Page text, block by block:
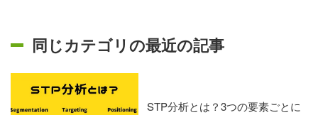
同じカテゴリの最近の記事
STP分析とは？3つの要素ごとに